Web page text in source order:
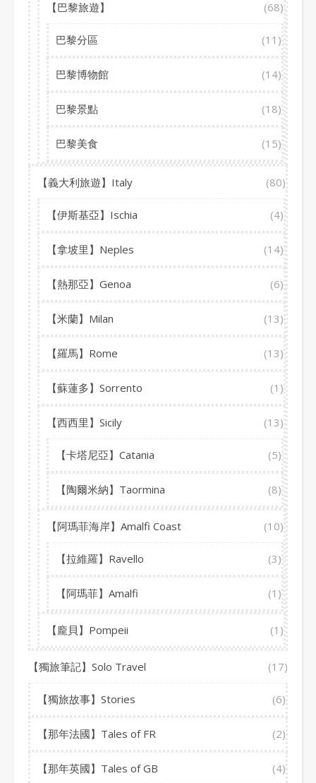
【巴黎旅遊】 (68)
巴黎分區 (11)
巴黎博物館 (14)
巴黎景點 (18)
巴黎美食 (15)
【義大利旅遊】Italy (80)
【伊斯基亞】Ischia (4)
【拿坡里】Neples (14)
【熱那亞】Genoa (6)
【米蘭】Milan (13)
【羅馬】Rome (13)
【蘇蓮多】Sorrento (1)
【西西里】Sicily (13)
【卡塔尼亞】Catania (5)
【陶爾米納】Taormina (8)
【阿瑪菲海岸】Amalfi Coast (10)
【拉維羅】Ravello (3)
【阿瑪菲】Amalfi (1)
【龐貝】Pompeii (1)
【獨旅筆記】Solo Travel (17)
【獨旅故事】Stories (6)
【那年法國】Tales of FR (2)
【那年英國】Tales of GB (4)